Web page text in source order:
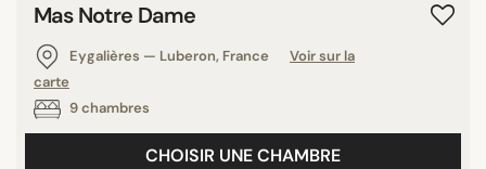
Finlande
Viêt Nam
Islande
Mas Notre Dame
Eygalières — Luberon, France
Voir sur la
carte
9 chambres
CHOISIR UNE CHAMBRE